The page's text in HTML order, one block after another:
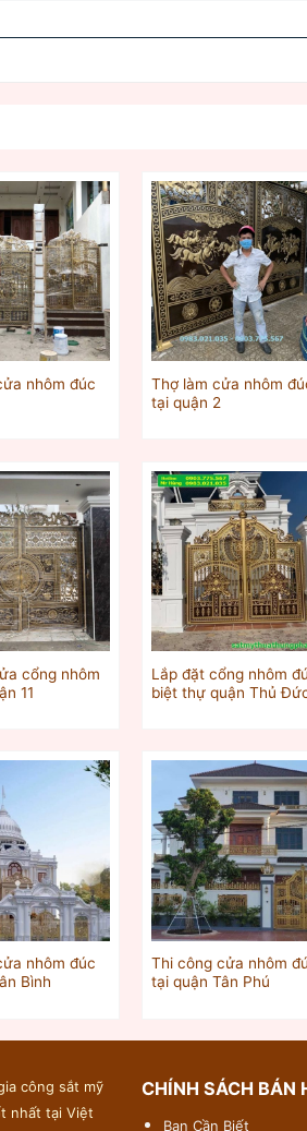
nhôm đúc
Thợ làm cửa nhôm
tại quận 2
cổng nhôm
11
Lắp đặt cổng nhôm
biệt thự quận Thủ
nhôm đúc
Bình
Thi công cửa nhôm
tại quận Tân Phú
công sắt mỹ
nhất tại Việt
CHÍNH SÁCH BÁN
Bạn Cần Biết